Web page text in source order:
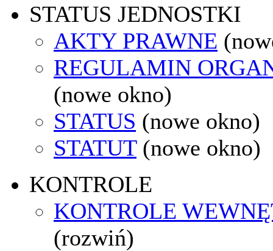
STATUS JEDNOSTKI
AKTY PRAWNE
REGULAMIN
(nowe okno)
STATUS (nowe okno)
STATUT (nowe okno)
KONTROLE
KONTROLE
(rozwiń)